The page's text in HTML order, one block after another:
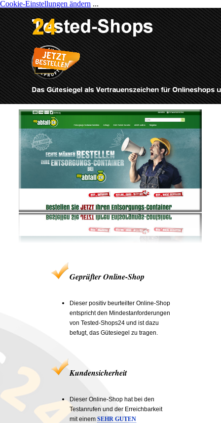
Cookie-Einstellungen ändern ...
Direkt zum Seiteninhalt
Menü überspringen
Geprüfter Online-Shop
Dieser positiv beurteilter Online-Shop
entspricht den Mindestanforderungen
von Tested-Shops24 und ist dazu
befugt, das Gütesiegel zu tragen.
Kundensicherheit
Dieser Online-Shop hat bei den
Testanrufen und der Erreichbarkeit
mit einem SEHR GUTEN